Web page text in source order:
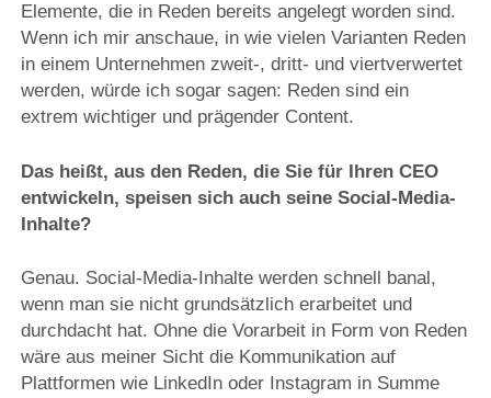
Elemente, die in Reden bereits angelegt worden sind.
Wenn ich mir anschaue, in wie vielen Varianten Reden
in einem Unternehmen zweit-, dritt- und viertverwertet
werden, würde ich sogar sagen: Reden sind ein
extrem wichtiger und prägender Content.
Das heißt, aus den Reden, die Sie für Ihren CEO
entwickeln, speisen sich auch seine Social-Media-
Inhalte?
Genau. Social-Media-Inhalte werden schnell banal,
wenn man sie nicht grundsätzlich erarbeitet und
durchdacht hat. Ohne die Vorarbeit in Form von Reden
wäre aus meiner Sicht die Kommunikation auf
Plattformen wie LinkedIn oder Instagram in Summe